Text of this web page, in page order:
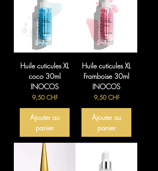
Huile cuticules XL
coco 30ml
INOCOS
Prix
9,50 CHF
Ajouter au
panier
Huile cuticules XL
Framboise 30ml
INOCOS
Prix
9,50 CHF
Ajouter au
panier